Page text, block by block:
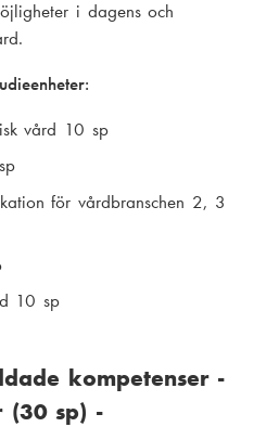
i dagens och
vård 10 sp
för vårdbranschen 2, 3
10 sp
kompetenser -
(30 sp) -